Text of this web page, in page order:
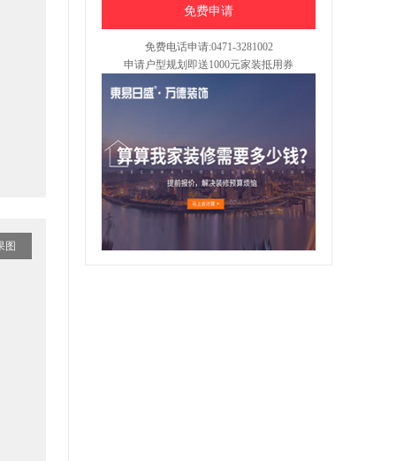
图
免费电话申请:0471-3281002
申请户型规划即送1000元家装抵用券